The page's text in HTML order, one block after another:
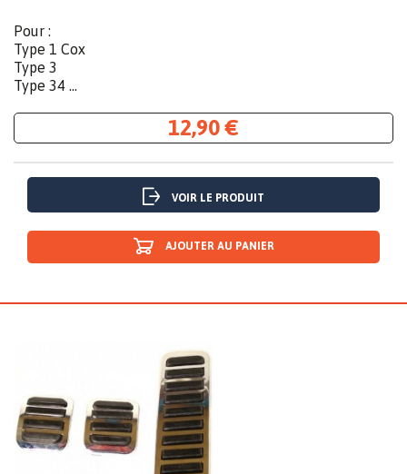
Pour :
Type 1 Cox
Type 3
Type 34 ...
12,90 €
VOIR LE PRODUIT
AJOUTER AU PANIER